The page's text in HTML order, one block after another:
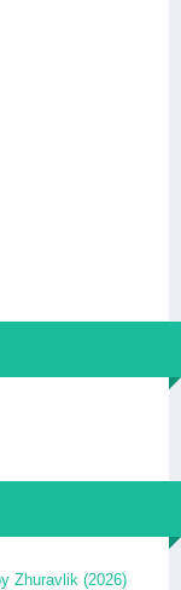
Zhuravlik (2026)